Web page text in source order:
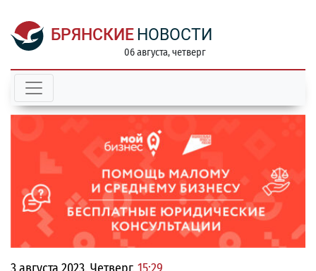
БРЯНСКИЕ НОВОСТИ
06 августа, четверг